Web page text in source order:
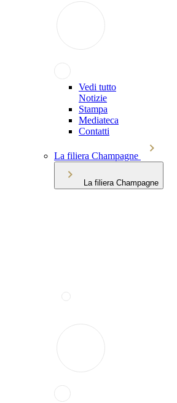
Vedi tutto
Notizie
Stampa
Mediateca
Contatti
La filiera Champagne
La filiera Champagne